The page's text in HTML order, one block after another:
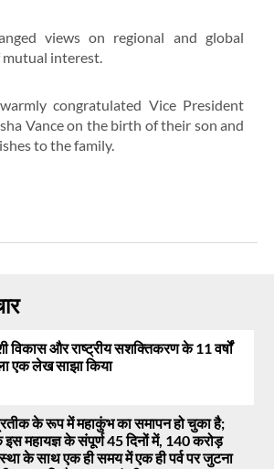
views on regional and global
interest.
congratulated Vice President
Vance on the birth of their son and
to the family.
विकास और राष्ट्रीय सशक्तिकरण के 11 वर्षों
एक लेख साझा किया
के रूप में महाकुंभ का समापन हो चुका है;
महायज्ञ के संपूर्ण 45 दिनों में, 140 करोड़
के साथ एक ही समय में एक ही पर्व पर जुटना